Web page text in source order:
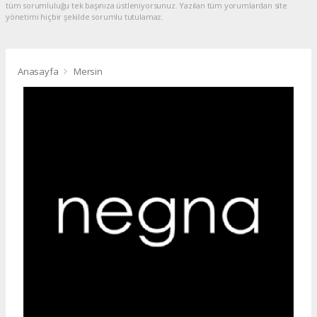
tüm sorumluluğu tek başınıza üstleniyorsunuz. Yazılan tüm yorumlardan site
yönetimi hiçbir şekilde sorumlu tutulamaz.
Anasayfa Mersin